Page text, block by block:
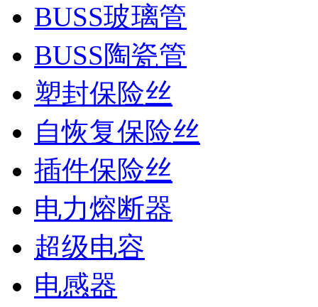
BUSS玻璃管
BUSS陶瓷管
塑封保险丝
自恢复保险丝
插件保险丝
电力熔断器
超级电容
电感器